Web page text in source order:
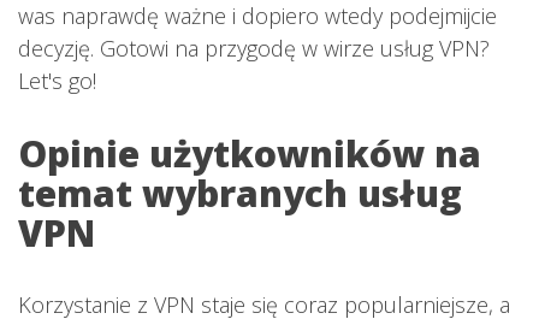
was naprawdę ważne i dopiero wtedy podejmijcie
decyzję. Gotowi na przygodę w wirze usług VPN?
Let's go!
Opinie użytkowników na
temat wybranych usług
VPN
Korzystanie z VPN staje się coraz popularniejsze, a